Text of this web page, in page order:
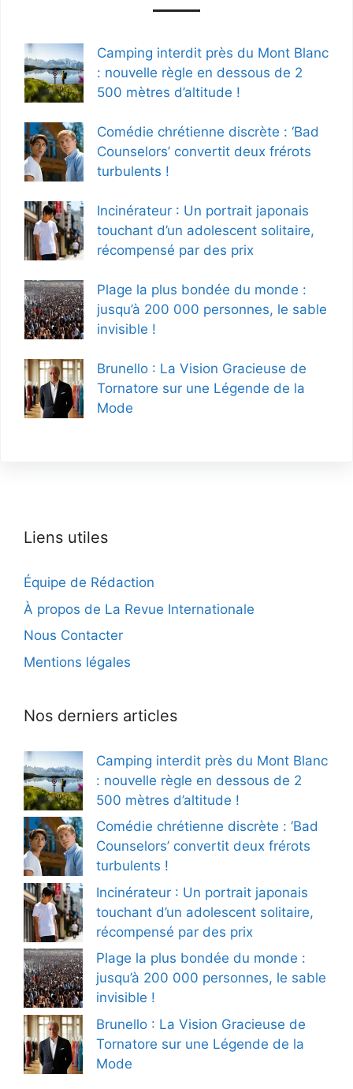
Camping interdit près du Mont Blanc
: nouvelle règle en dessous de 2
500 mètres d’altitude !
Comédie chrétienne discrète : ‘Bad
Counselors’ convertit deux frérots
turbulents !
Incinérateur : Un portrait japonais
touchant d’un adolescent solitaire,
récompensé par des prix
Plage la plus bondée du monde :
jusqu’à 200 000 personnes, le sable
invisible !
Brunello : La Vision Gracieuse de
Tornatore sur une Légende de la
Mode
Liens utiles
Équipe de Rédaction
À propos de La Revue Internationale
Nous Contacter
Mentions légales
Nos derniers articles
Camping interdit près du Mont Blanc
: nouvelle règle en dessous de 2
500 mètres d’altitude !
Comédie chrétienne discrète : ‘Bad
Counselors’ convertit deux frérots
turbulents !
Incinérateur : Un portrait japonais
touchant d’un adolescent solitaire,
récompensé par des prix
Plage la plus bondée du monde :
jusqu’à 200 000 personnes, le sable
invisible !
Brunello : La Vision Gracieuse de
Tornatore sur une Légende de la
Mode